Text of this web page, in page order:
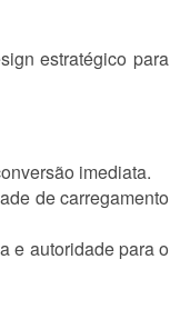
estratégico para
imediata.
de carregamento
e autoridade para o